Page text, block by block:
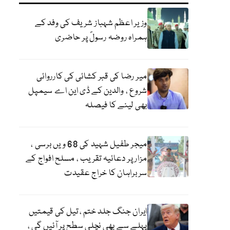
وزیر اعظم شہباز شریف کی وفد کے
ہمراہ روضہ رسولؐ پر حاضری
میر رضا کی قبر کشائی کی کارروائی
شروع ، والدین کے ڈی این اے سیمپل
بھی لینے کا فیصلہ
میجر طفیل شہید کی 68 ویں برسی ،
مزار پر دعائیہ تقریب ، مسلح افواج کے
سربراہان کا خراج عقیدت
ایران جنگ جلد ختم ، تیل کی قیمتیں
پہلے سے بھی نچلی سطح پر آئیں گی ،